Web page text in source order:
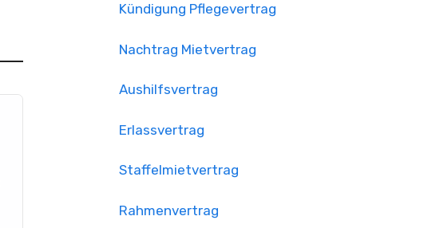
Kündigung Pflegevertrag
Nachtrag Mietvertrag
Aushilfsvertrag
Erlassvertrag
Staffelmietvertrag
Rahmenvertrag